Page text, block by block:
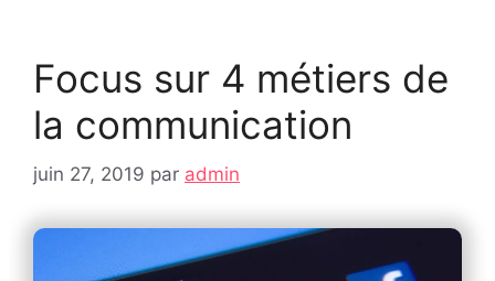
Focus sur 4 métiers de
la communication
juin 27, 2019 par admin